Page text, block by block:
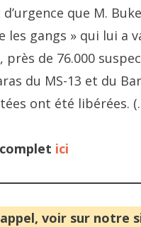
d’urgence que M.
les gangs » qui lui a
près de 76.000
du MS-13 et du
ont été libérées.
ici
voir sur notre